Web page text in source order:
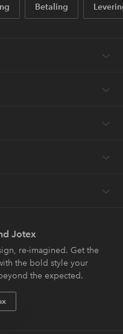
Betaling
Jotex
re-imagined. Get the
the bold style your
the expected.